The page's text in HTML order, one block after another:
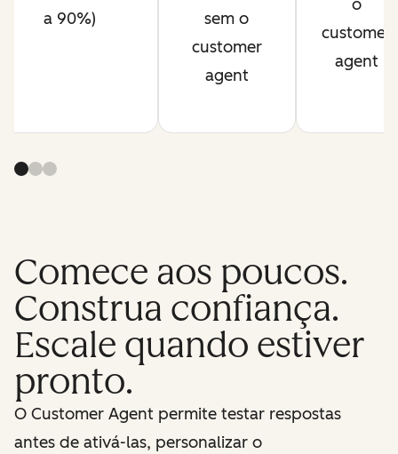
a 90%)
sem o
customer
agent
o
customer
agent
Comece aos poucos.
Construa confiança.
Escale quando estiver
pronto.
O Customer Agent permite testar respostas
antes de ativá-las, personalizar o